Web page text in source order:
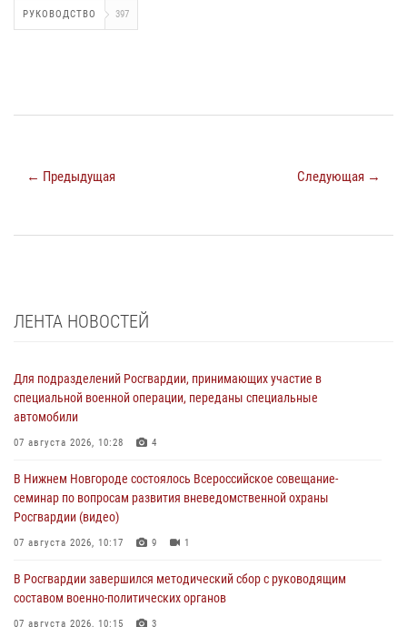
РУКОВОДСТВО 397
← Предыдущая Следующая →
ЛЕНТА НОВОСТЕЙ
Для подразделений Росгвардии, принимающих участие в
специальной военной операции, переданы специальные
автомобили
07 августа 2026, 10:28 4
В Нижнем Новгороде состоялось Всероссийское совещание-
семинар по вопросам развития вневедомственной охраны
Росгвардии (видео)
07 августа 2026, 10:17 9 1
В Росгвардии завершился методический сбор с руководящим
составом военно-политических органов
07 августа 2026, 10:15 3